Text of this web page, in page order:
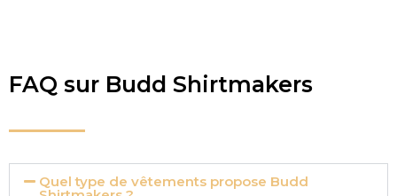
FAQ sur Budd Shirtmakers
Quel type de vêtements propose Budd